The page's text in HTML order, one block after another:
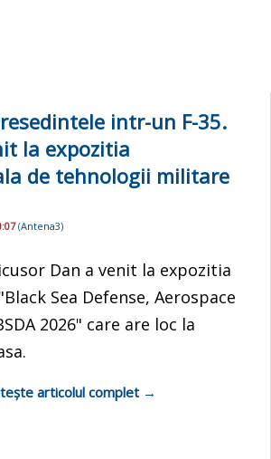
intr-un F-35.
la expozitia
de tehnologii militare
(Antena3)
Dan a venit la expozitia
Sea Defense, Aerospace
2026" care are loc la
articolul complet →